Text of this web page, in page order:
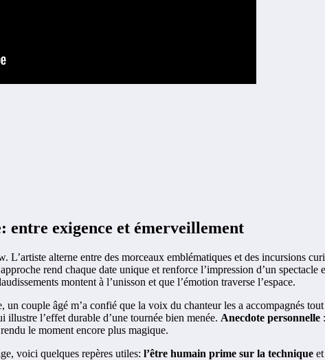
entre exigence et émerveillement
alterne entre des morceaux emblématiques et des incursions
rend chaque date unique et renforce l’impression d’un
montent à l’unisson et que l’émotion traverse l’espace.
un couple âgé m’a confié que la voix du chanteur les a accompagnés
l’effet durable d’une tournée bien menée. Anecdote personnelle
le moment encore plus magique.
voici quelques repères utiles: l’être humain prime sur la technique